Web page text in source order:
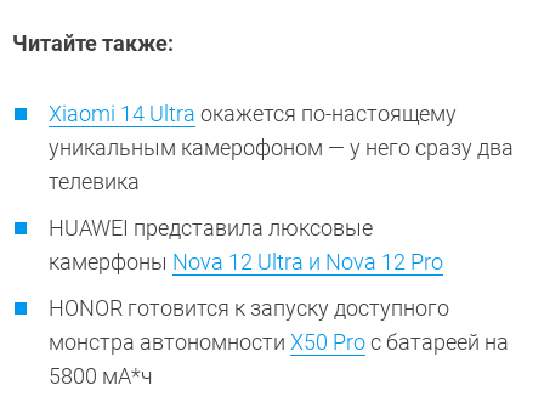
Читайте также:
Xiaomi 14 Ultra окажется по-настоящему
уникальным камерофоном — у него сразу два
телевика
HUAWEI представила люксовые
камерфоны Nova 12 Ultra и Nova 12 Pro
HONOR готовится к запуску доступного
монстра автономности X50 Proс батареей на
5800 мА*ч